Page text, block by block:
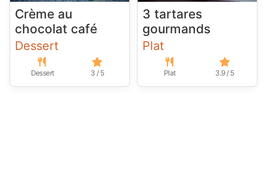
Crème au
chocolat café
Dessert
Dessert 3 / 5
3 tartares
gourmands
Plat
Plat 3.9 / 5